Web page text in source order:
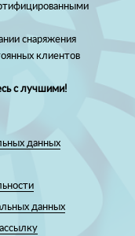
снаряжения
клиентов
с лучшими!
данных
данных